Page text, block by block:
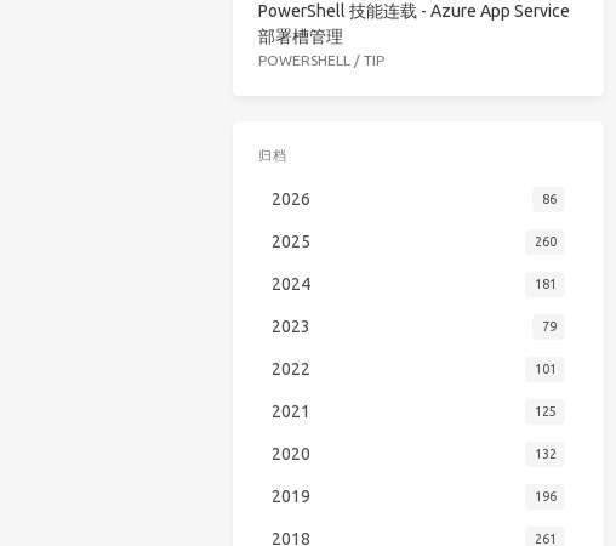
PowerShell 技能连载 - Azure App Service
部署槽管理
POWERSHELL / TIP
归档
2026 86
2025 260
2024 181
2023 79
2022 101
2021 125
2020 132
2019 196
2018 261